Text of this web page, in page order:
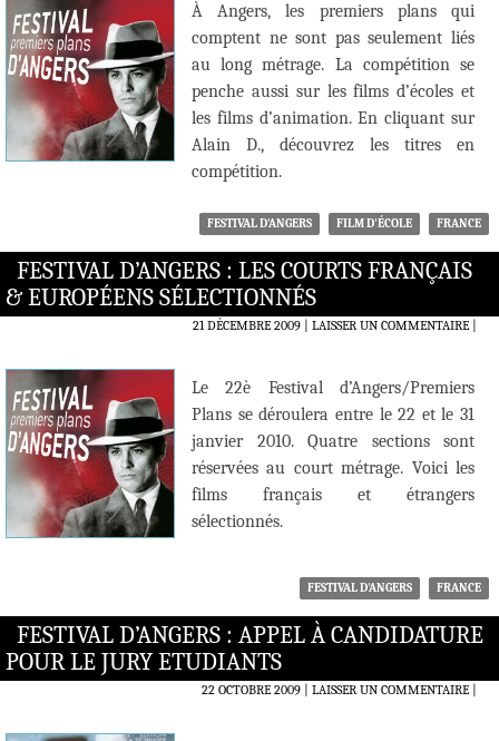
À Angers, les premiers plans qui
comptent ne sont pas seulement liés
au long métrage. La compétition se
penche aussi sur les films d’écoles et
les films d’animation. En cliquant sur
Alain D., découvrez les titres en
compétition.
FESTIVAL D'ANGERS FILM D'ÉCOLE FRANCE
FESTIVAL D’ANGERS : LES COURTS FRANÇAIS
& EUROPÉENS SÉLECTIONNÉS
21 DÉCEMBRE 2009 LAISSER UN COMMENTAIRE|
Le 22è Festival d’Angers/Premiers
Plans se déroulera entre le 22 et le 31
janvier 2010. Quatre sections sont
réservées au court métrage. Voici les
films français et étrangers
sélectionnés.
FESTIVAL D'ANGERS FRANCE
FESTIVAL D’ANGERS : APPEL À CANDIDATURE
POUR LE JURY ETUDIANTS
22 OCTOBRE 2009 LAISSER UN COMMENTAIRE|